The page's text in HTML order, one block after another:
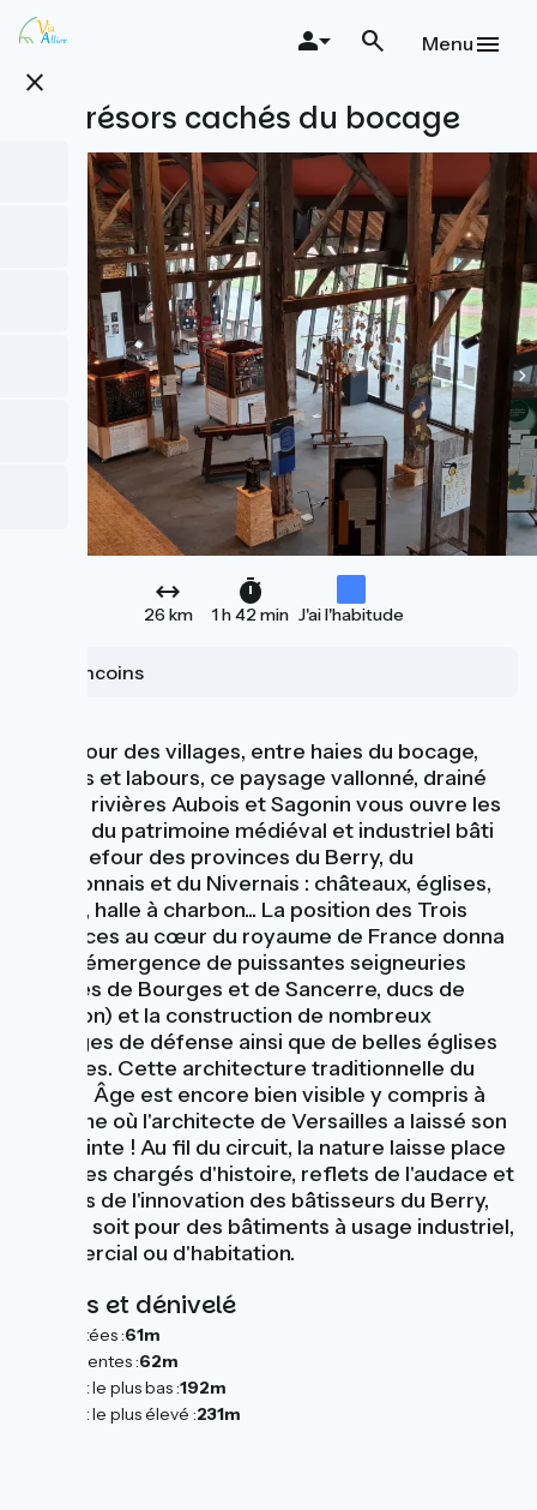
Aller
au
principal
close
Menu
Les trésors cachés du bocage
26 km 1 h 42 min J'ai l'habitude
Sancoins
Au détour des villages, entre haies du bocage,
prairies et labours, ce paysage vallonné, drainé
par les rivières Aubois et Sagonin vous ouvre les
portes du patrimoine médiéval et industriel bâti
au carrefour des provinces du Berry, du
Bourbonnais et du Nivernais : châteaux, églises,
lavoirs, halle à charbon... La position des Trois
Provinces au cœur du royaume de France donna
lieu à l'émergence de puissantes seigneuries
(comtes de Bourges et de Sancerre, ducs de
Bourbon) et la construction de nombreux
ouvrages de défense ainsi que de belles églises
romanes. Cette architecture traditionnelle du
Moyen Âge est encore bien visible y compris à
Sagonne où l'architecte de Versailles a laissé son
empreinte ! Au fil du circuit, la nature laisse place
aux sites chargés d'histoire, reflets de l'audace et
du sens de l'innovation des bâtisseurs du Berry,
que ce soit pour des bâtiments à usage industriel,
commercial ou d'habitation.
Pentes et dénivelé
Montées :61m
Descentes :62m
Point le plus bas :192m
Point le plus élevé :231m